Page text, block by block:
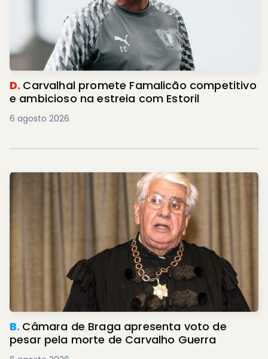
D. Carvalhal promete Famalicão competitivo
e ambicioso na estreia com Estoril
6 agosto 2026
B. Câmara de Braga apresenta voto de
pesar pela morte de Carvalho Guerra